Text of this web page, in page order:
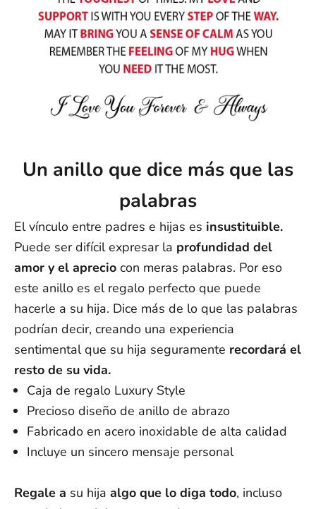
Un anillo que dice más que las
palabras
El vínculo entre padres e hijas es insustituible.
Puede ser difícil expresar la profundidad del
amor y el aprecio con meras palabras. Por eso
este anillo es el regalo perfecto que puede
hacerle a su hija. Dice más de lo que las palabras
podrían decir, creando una experiencia
sentimental que su hija seguramente recordará el
resto de su vida.
Caja de regalo Luxury Style
Precioso diseño de anillo de abrazo
Fabricado en acero inoxidable de alta calidad
Incluye un sincero mensaje personal
Regale a su hija algo que lo diga todo, incluso